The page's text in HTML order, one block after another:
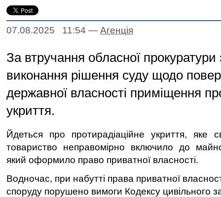
07.08.2025 11:54 — Агенцiя
За втручання обласної прокуратури
виконання рішення суду щодо
державної власності приміщення
укриття.
Йдеться про протирадіаційне укриття, яке
товариство неправомірно включило до
який оформило право приватної власності.
Водночас, при набутті права приватної
споруду порушено вимоги Кодексу цивільного